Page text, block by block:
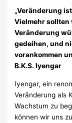
„Veränderung
Vielmehr sollten
Veränderung
gedeihen, und
vorankommen
B.K.S. Iyengar
Iyengar, ein
Veränderung als
Wachstum zu
können wir uns